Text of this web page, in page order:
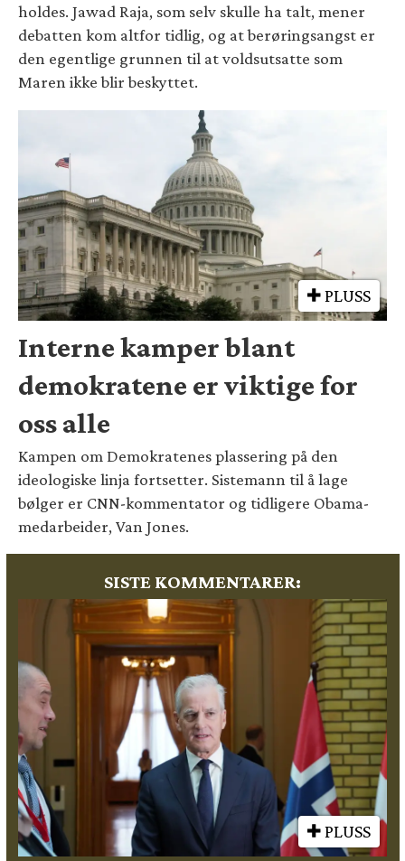
holdes. Jawad Raja, som selv skulle ha talt, mener
debatten kom altfor tidlig, og at berøringsangst er
den egentlige grunnen til at voldsutsatte som
Maren ikke blir beskyttet.
PLUSS
Interne kamper blant
demokratene er viktige for
oss alle
Kampen om Demokratenes plassering på den
ideologiske linja fortsetter. Sistemann til å lage
bølger er CNN-kommentator og tidligere Obama-
medarbeider, Van Jones.
SISTE KOMMENTARER:
PLUSS